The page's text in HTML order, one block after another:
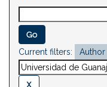
Current filters: